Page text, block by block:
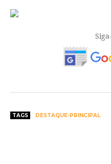
TAGS DESTAQUE-PRINCIPAL